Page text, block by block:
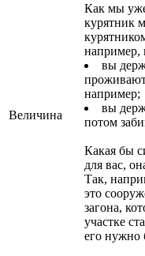
Величина
Как мы
курятник
например,
вы
например;
вы
потом
Какая бы
для вас,
Так,
это
загона,
участке
его нужно